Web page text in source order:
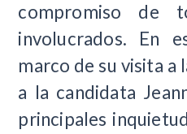
compromiso de
involucrados. En
marco de su visita a
a la candidata
principales